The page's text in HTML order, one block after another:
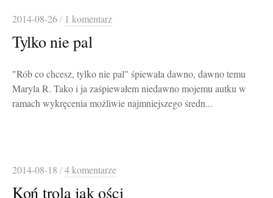
2014-08-26/ 1 komentarz
Tylko nie pal
"Rób co chcesz, tylko nie pal" śpiewała dawno, dawno temu
Maryla R. Tako i ja zaśpiewałem niedawno mojemu autku w
ramach wykręcenia możliwie najmniejszego średn...
2014-08-18 /4 komentarze
Koń trola jak ości